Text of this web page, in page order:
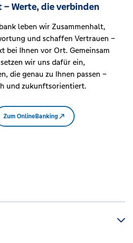
Werte, die verbinden
leben wir Zusammenhalt,
und schaffen Vertrauen –
bei Ihnen vor Ort. Gemeinsam
wir uns dafür ein,
die genau zu Ihnen passen –
und zukunftsorientiert.
Zum OnlineBanking